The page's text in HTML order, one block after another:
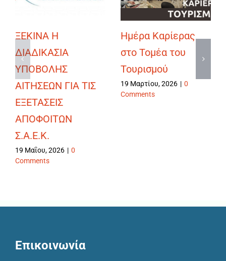
ΞΕΚΙΝΑ Η
ΔΙΑΔΙΚΑΣΙΑ
ΥΠΟΒΟΛΗΣ
ΑΙΤΗΣΕΩΝ ΓΙΑ ΤΙΣ
ΕΞΕΤΑΣΕΙΣ
ΑΠΟΦΟΙΤΩΝ
Σ.Α.Ε.Κ.
19 Μαΐου, 2026 | 0
Comments
Ημέρα Καρίερας
στο Τομέα του
Τουρισμού
19 Μαρτίου, 2026 | 0
Comments
Επικοινωνία